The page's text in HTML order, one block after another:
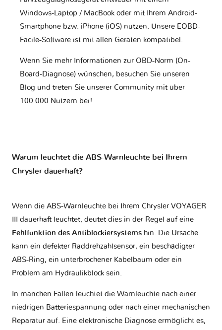
Windows-Laptop / MacBook oder mit Ihrem Android-
Smartphone bzw. iPhone (iOS) nutzen. Unsere EOBD-
Facile-Software ist mit allen Geräten kompatibel.
Wenn Sie mehr Informationen zur OBD-Norm (On-
Board-Diagnose) wünschen, besuchen Sie unseren
Blog und treten Sie unserer Community mit über
100.000 Nutzern bei!
Warum leuchtet die ABS-Warnleuchte bei Ihrem
Chrysler dauerhaft?
Wenn die ABS-Warnleuchte bei Ihrem Chrysler VOYAGER
III dauerhaft leuchtet, deutet dies in der Regel auf eine
Fehlfunktion des Antiblockiersystems hin. Die Ursache
kann ein defekter Raddrehzahlsensor, ein beschädigter
ABS-Ring, ein unterbrochener Kabelbaum oder ein
Problem am Hydraulikblock sein.
In manchen Fällen leuchtet die Warnleuchte nach einer
niedrigen Batteriespannung oder nach einer mechanischen
Reparatur auf. Eine elektronische Diagnose ermöglicht es,